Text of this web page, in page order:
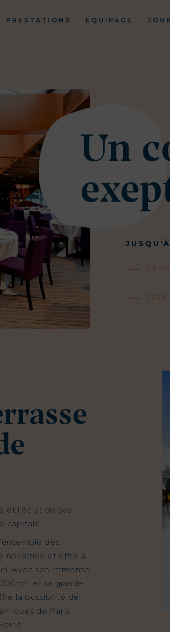
PRESTATIONS ÉQUIPAGE
Un
et l’éclat de ses
capitale.
des
novatrice et offre à
Avec son immense
et sa grande
la possibilité de
de Paris